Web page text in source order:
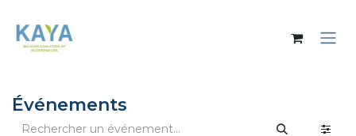
Événements